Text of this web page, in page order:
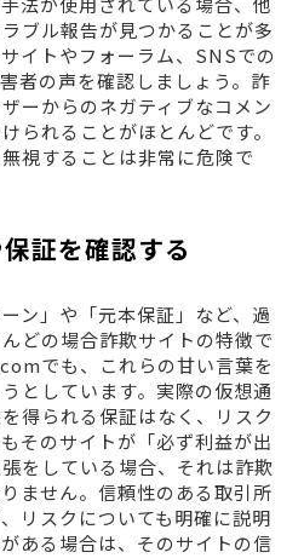
ブル報告が見つかることが多
イトやフォーラム、SNSでの
者の声を確認しましょう。詐
ーからのネガティブなコメン
られることがほとんどです。
視することは非常に危険で
証を確認する
ン」や「元本保証」など、過
どの場合詐欺サイトの特徴で
でも、これらの甘い言葉を
としています。実際の仮想通
得られる保証はなく、リスク
そのサイトが「必ず利益が出
をしている場合、それは詐欺
ません。信頼性のある取引所
リスクについても明確に説明
ある場合は、そのサイトの信